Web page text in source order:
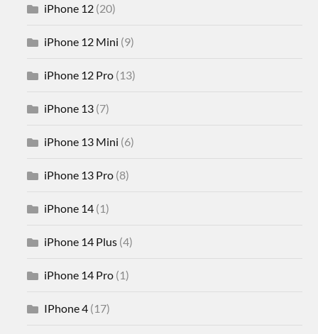
iPhone 12 (20)
iPhone 12 Mini (9)
iPhone 12 Pro (13)
iPhone 13 (7)
iPhone 13 Mini (6)
iPhone 13 Pro (8)
iPhone 14 (1)
iPhone 14 Plus (4)
iPhone 14 Pro (1)
IPhone 4 (17)